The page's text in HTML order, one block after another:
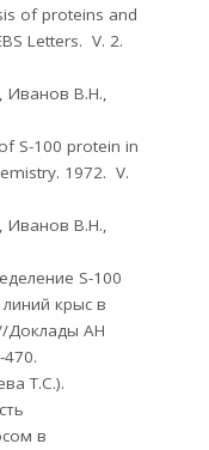
of proteins and
Letters. V. 2.
Иванов В.Н.,
S-100 protein in
1972. V.
Иванов В.Н.,
S-100
крыс в
Доклады АН
Т.С.).
в